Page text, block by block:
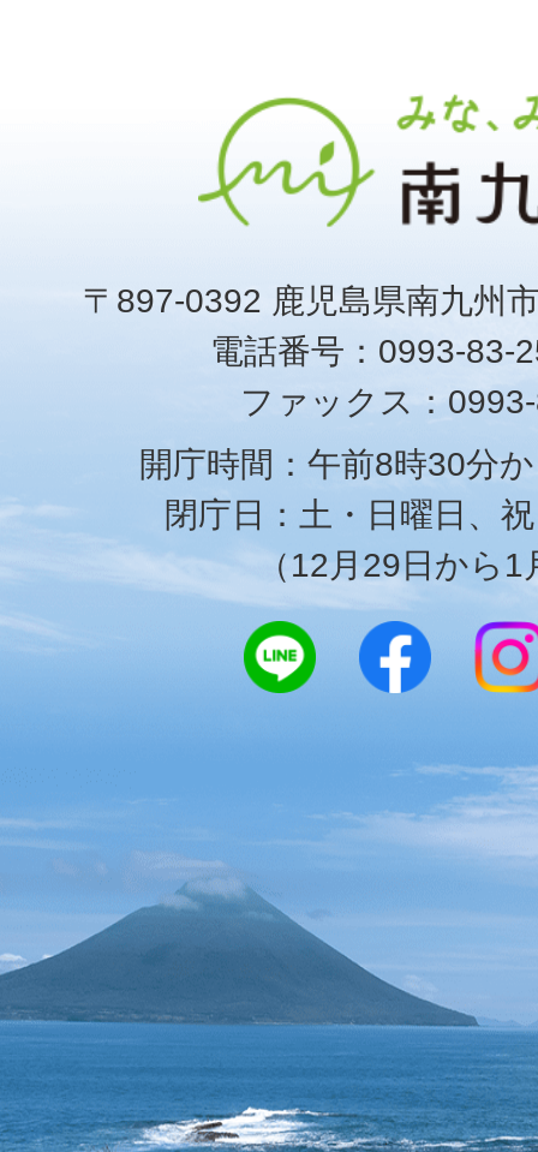
〒897-0392 鹿児島県南九州
電話番号：0993-83-
ファックス：
開庁時間：午前8時30分
閉庁日：土・日曜日、
（12月29日から1